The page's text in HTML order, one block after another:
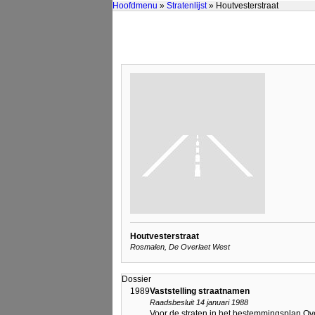
Hoofdmenu » Stratenlijst» Houtvesterstraat
Houtvesterstraat
Rosmalen, De Overlaet West
Dossier
1989Vaststelling straatnamen
Raadsbesluit 14 januari 1988